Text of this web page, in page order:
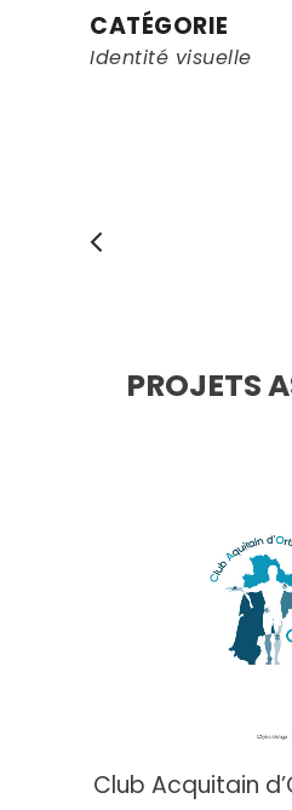
CATÉGORIE
Identité visuelle
PROJETS
Club Acquitain